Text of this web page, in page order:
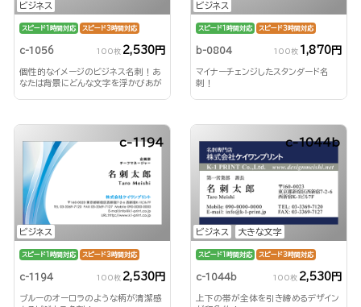
ビジネス
スピード1時間対応 スピード3時間対応
c-1056 100枚 2,530円
個性的なイメージのビジネス名刺！あ
なたは背景にどんな文字を浮かびあが
ビジネス
スピード1時間対応 スピード3時間対応
b-0804 100枚 1,870円
マイナーチェンジしたスタンダード名
刺！
ビジネス
c-1194
スピード1時間対応 スピード3時間対応
c-1194 100枚 2,530円
ブルーのオーロラのような柄が清潔感
ビジネス 大きな文字
c-1044b
スピード1時間対応 スピード3時間対応
c-1044b 100枚 2,530円
上下の帯が全体を引き締めるデザイン